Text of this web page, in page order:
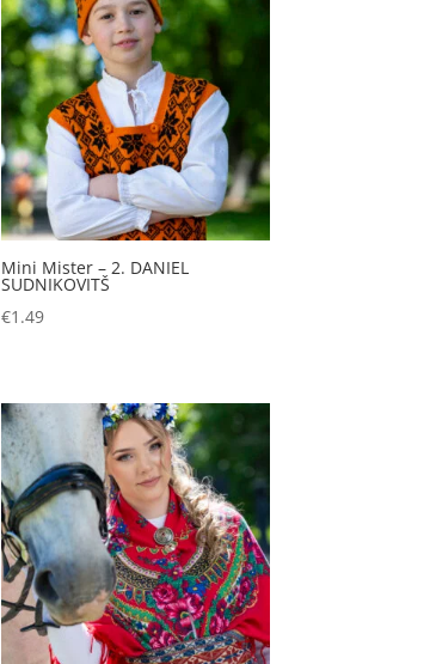
Mini Mister – 2. DANIEL
SUDNIKOVITŠ
€1.49